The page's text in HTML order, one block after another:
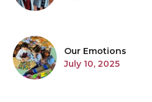
Our Emotions
July 10, 2025